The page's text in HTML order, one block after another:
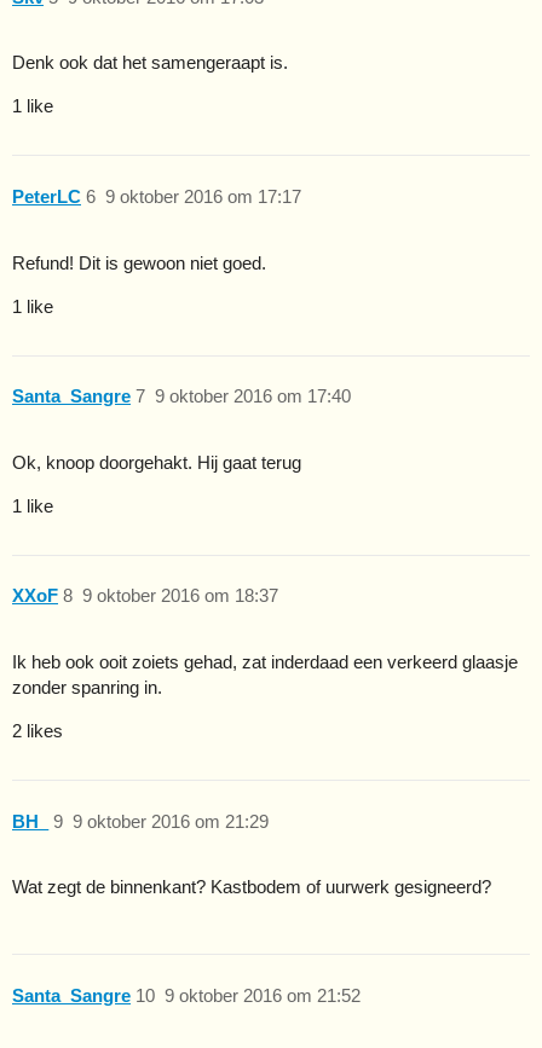
Denk ook dat het samengeraapt is.
1 like
PeterLC 9 oktober 2016 om 17:17
6
Refund! Dit is gewoon niet goed.
1 like
Santa_Sangre 9 oktober 2016 om 17:40
7
Ok, knoop doorgehakt. Hij gaat terug
1 like
XXoF 9 oktober 2016 om 18:37
8
Ik heb ook ooit zoiets gehad, zat inderdaad een verkeerd glaasje
zonder spanring in.
2 likes
BH_ 9 oktober 2016 om 21:29
9
Wat zegt de binnenkant? Kastbodem of uurwerk gesigneerd?
Santa_Sangre 9 oktober 2016 om 21:52
10